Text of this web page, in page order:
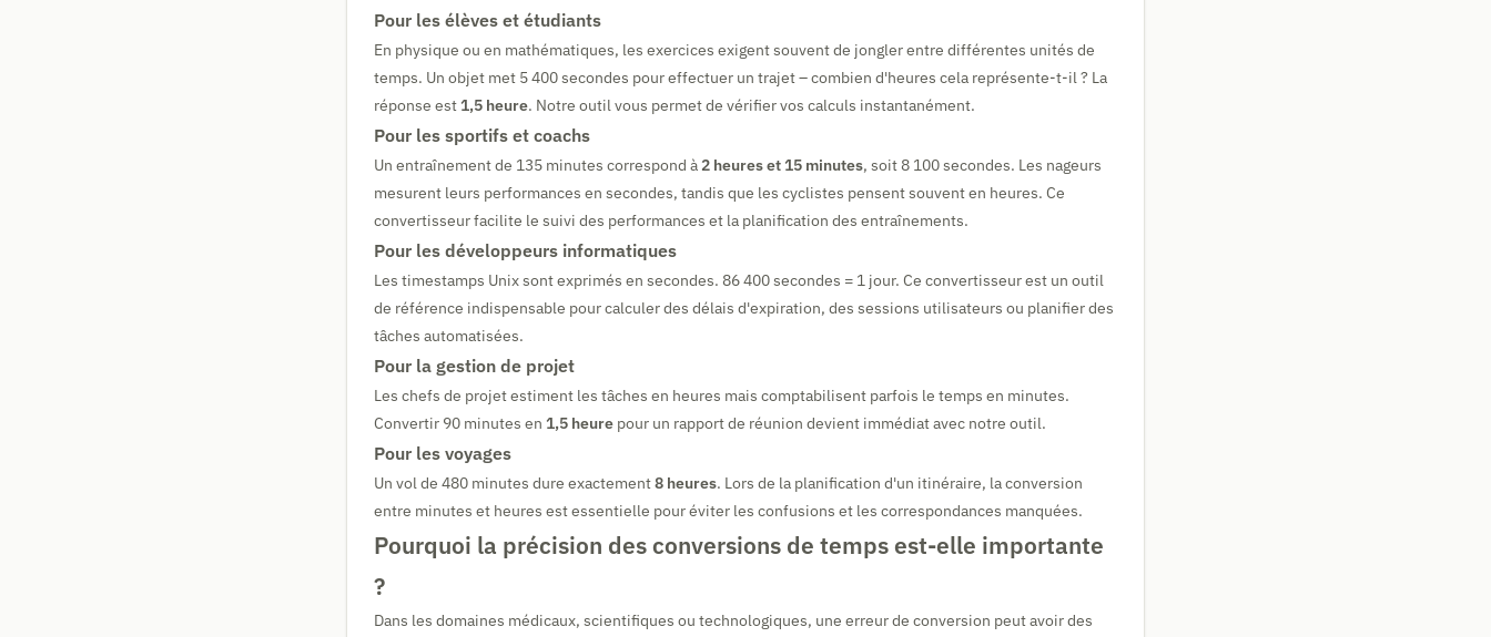
Pour les élèves et étudiants
En physique ou en mathématiques, les exercices exigent souvent de jongler entre différentes unités de
temps. Un objet met 5 400 secondes pour effectuer un trajet – combien d'heures cela représente-t-il ? La
réponse est 1,5 heure. Notre outil vous permet de vérifier vos calculs instantanément.
Pour les sportifs et coachs
Un entraînement de 135 minutes correspond à 2 heures et 15 minutes, soit 8 100 secondes. Les nageurs
mesurent leurs performances en secondes, tandis que les cyclistes pensent souvent en heures. Ce
convertisseur facilite le suivi des performances et la planification des entraînements.
Pour les développeurs informatiques
Les timestamps Unix sont exprimés en secondes. 86 400 secondes = 1 jour. Ce convertisseur est un outil
de référence indispensable pour calculer des délais d'expiration, des sessions utilisateurs ou planifier des
tâches automatisées.
Pour la gestion de projet
Les chefs de projet estiment les tâches en heures mais comptabilisent parfois le temps en minutes.
Convertir 90 minutes en 1,5 heure pour un rapport de réunion devient immédiat avec notre outil.
Pour les voyages
Un vol de 480 minutes dure exactement8 heures. Lors de la planification d'un itinéraire, la conversion
entre minutes et heures est essentielle pour éviter les confusions et les correspondances manquées.
Pourquoi la précision des conversions de temps est-elle importante
?
Dans les domaines médicaux, scientifiques ou technologiques, une erreur de conversion peut avoir des